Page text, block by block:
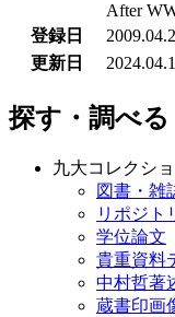
After
登録日
更新日
探す・調べる
九大コレクシ
図書・雑
リポジト
学位論文
貴重資料
中村哲著
蔵書印画